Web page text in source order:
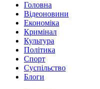
Головна
Відеоновини
Економіка
Кримінал
Культура
Політика
Спорт
Суспільство
Блоги